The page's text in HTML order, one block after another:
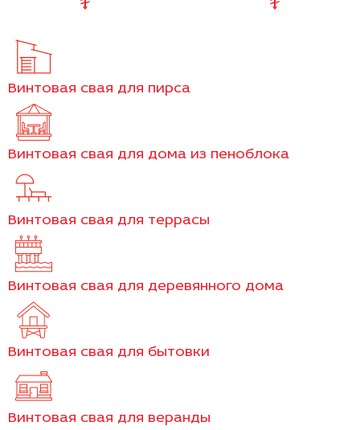
Винтовая свая для пирса
Винтовая свая для дома из пеноблока
Винтовая свая для террасы
Винтовая свая для деревянного дома
Винтовая свая для бытовки
Винтовая свая для веранды